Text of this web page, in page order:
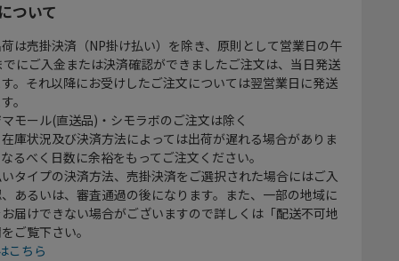
ついて
は売掛決済（NP掛け払い）を除き、原則として営業日の午
にご入金または決済確認ができましたご注文は、当日発送
。それ以降にお受けしたご注文については翌営業日に発送
。
モール(直送品)・シモラボのご注文は除く
庫状況及び決済方法によっては出荷が遅れる場合がありま
るべく日数に余裕をもってご注文ください。
タイプの決済方法、売掛決済をご選択された場合にはご入
あるいは、審査通過の後になります。また、一部の地域に
届けできない場合がございますので詳しくは「配送不可地
ご覧下さい。
こちら